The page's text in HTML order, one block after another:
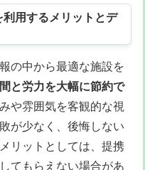
用するメリットとデ
の中から最適な施設を
と労力を大幅に節約で
や雰囲気を客観的な視
が少なく、後悔しない
リットとしては、提携
てもらえない場合があ